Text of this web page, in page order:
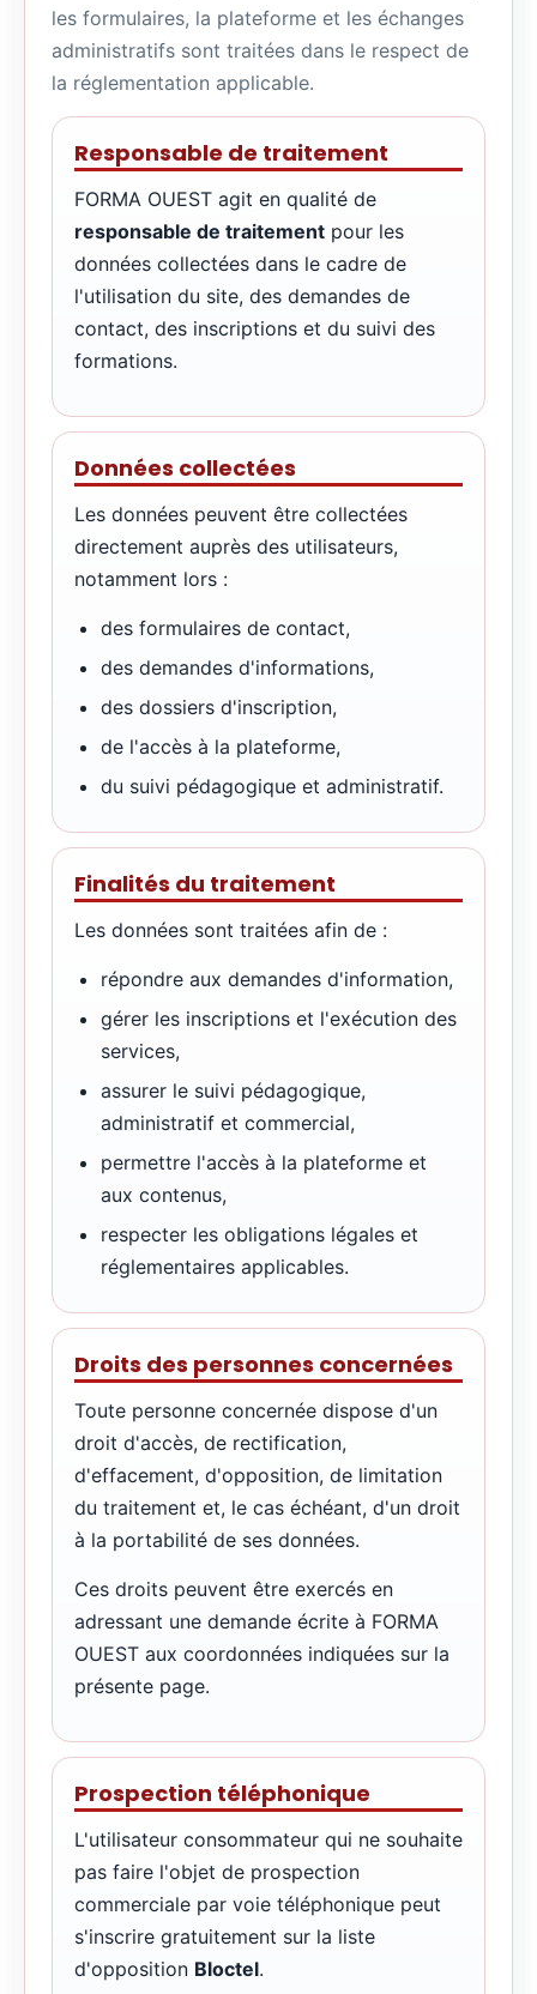
les formulaires, la plateforme et les échanges
administratifs sont traitées dans le respect de
la réglementation applicable.
Responsable de traitement
FORMA OUEST agit en qualité de
responsable de traitement pour les
données collectées dans le cadre de
l'utilisation du site, des demandes de
contact, des inscriptions et du suivi des
formations.
Données collectées
Les données peuvent être collectées
directement auprès des utilisateurs,
notamment lors :
des formulaires de contact,
des demandes d'informations,
des dossiers d'inscription,
de l'accès à la plateforme,
du suivi pédagogique et administratif.
Finalités du traitement
Les données sont traitées afin de :
répondre aux demandes d'information,
gérer les inscriptions et l'exécution des
services,
assurer le suivi pédagogique,
administratif et commercial,
permettre l'accès à la plateforme et
aux contenus,
respecter les obligations légales et
réglementaires applicables.
Droits des personnes concernées
Toute personne concernée dispose d'un
droit d'accès, de rectification,
d'effacement, d'opposition, de limitation
du traitement et, le cas échéant, d'un droit
à la portabilité de ses données.
Ces droits peuvent être exercés en
adressant une demande écrite à FORMA
OUEST aux coordonnées indiquées sur la
présente page.
Prospection téléphonique
L'utilisateur consommateur qui ne souhaite
pas faire l'objet de prospection
commerciale par voie téléphonique peut
s'inscrire gratuitement sur la liste
d'opposition Bloctel.